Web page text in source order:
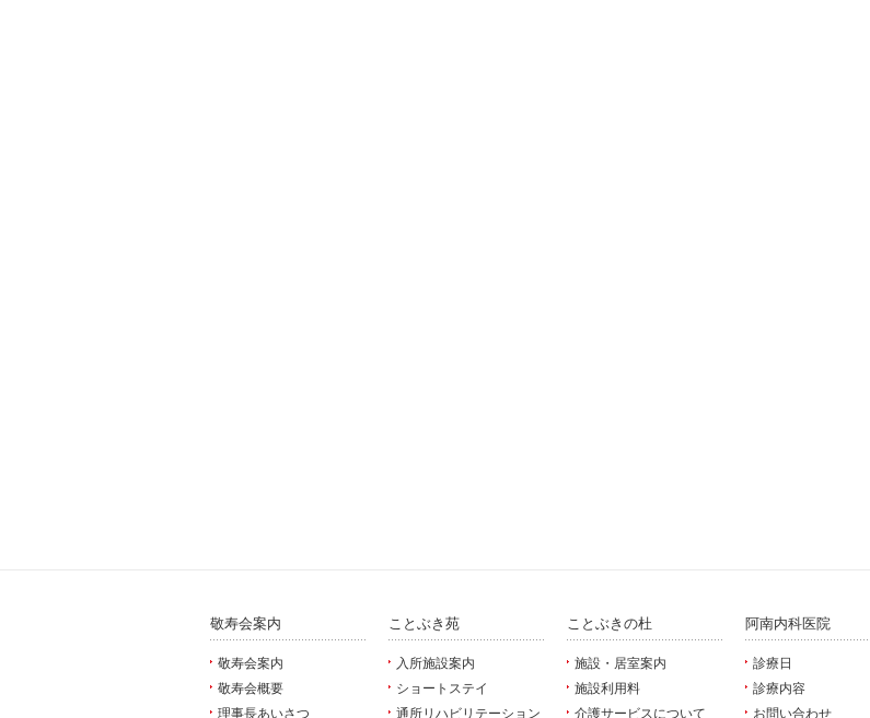
敬寿会案内
敬寿会案内
敬寿会概要
理事長あいさつ
ことぶき苑
入所施設案内
ショートステイ
通所リハビリテーション
ことぶきの杜
施設・居室案内
施設利用料
介護サービスについて
阿南内科医院
診療日
診療内容
お問い合わせ